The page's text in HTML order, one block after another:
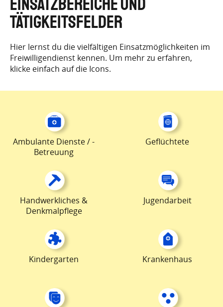
EINSATZBEREICHE UND
TÄTIGKEITSFELDER
Hier lernst du die vielfältigen Einsatzmöglichkeiten im
Freiwilligendienst kennen. Um mehr zu erfahren,
klicke einfach auf die Icons.
Ambulante Dienste / -
Betreuung
Geflüchtete
Handwerkliches &
Denkmalpflege
Jugendarbeit
Kindergarten Krankenhaus